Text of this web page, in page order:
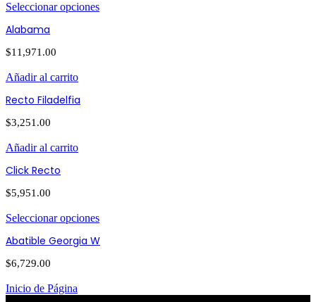
Seleccionar opciones
Alabama
$11,971.00
Añadir al carrito
Recto Filadelfia
$3,251.00
Añadir al carrito
Click Recto
$5,951.00
Seleccionar opciones
Abatible Georgia W
$6,729.00
Inicio de Página